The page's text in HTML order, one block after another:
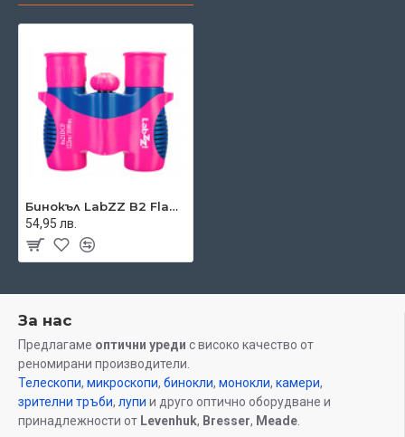
Този малък бинокъл с призми на Амичи е пригоден за
деца
увеличение
Леко и удароустойчиво тяло от ABS пластмаса
Голямо централно колело за фокусиране; регулиране
на диоптъра
Гумирано тяло; удобни чашки на окулярите
Комплектът включва:
Торбичка
Ремък за носене
Кърпа за почистване
Ръководство за потребителя и гаранционна карта
Гаранция, години доживотна
EAN 4620137483055
Размер на опаковката (Д x Ш x В),
13x13x5
Бинокъл LabZZ B2 Flamingo
54,95 лв.
За нас
Предлагаме оптични уреди с високо качество от
реномирани производители.
Телескопи, микроскопи, бинокли, монокли, камери,
зрителни тръби, лупи и друго оптично оборудване и
принадлежности от Levenhuk, Bresser, Meade